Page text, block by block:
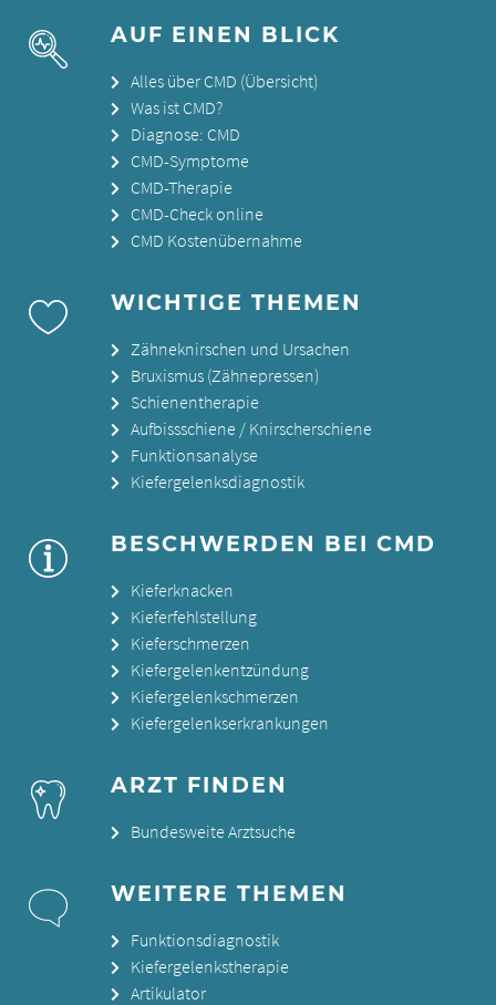
AUF EINEN BLICK
Alles über CMD (Übersicht)
Was ist CMD?
Diagnose: CMD
CMD-Symptome
CMD-Therapie
CMD-Check online
CMD Kostenübernahme
WICHTIGE THEMEN
Zähneknirschen und Ursachen
Bruxismus (Zähnepressen)
Schienentherapie
Aufbissschiene / Knirscherschiene
Funktionsanalyse
Kiefergelenksdiagnostik
BESCHWERDEN BEI CMD
Kieferknacken
Kieferfehlstellung
Kieferschmerzen
Kiefergelenkentzündung
Kiefergelenkschmerzen
Kiefergelenkserkrankungen
ARZT FINDEN
Bundesweite Arztsuche
WEITERE THEMEN
Funktionsdiagnostik
Kiefergelenkstherapie
Artikulator